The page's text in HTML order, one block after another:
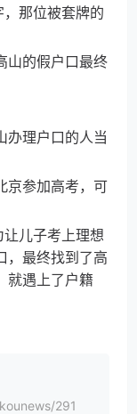
，那位被套牌的
的假户口最终
理户口的人当
参加高考，可
儿子考上理想
，最终找到了高
就遇上了户籍
291